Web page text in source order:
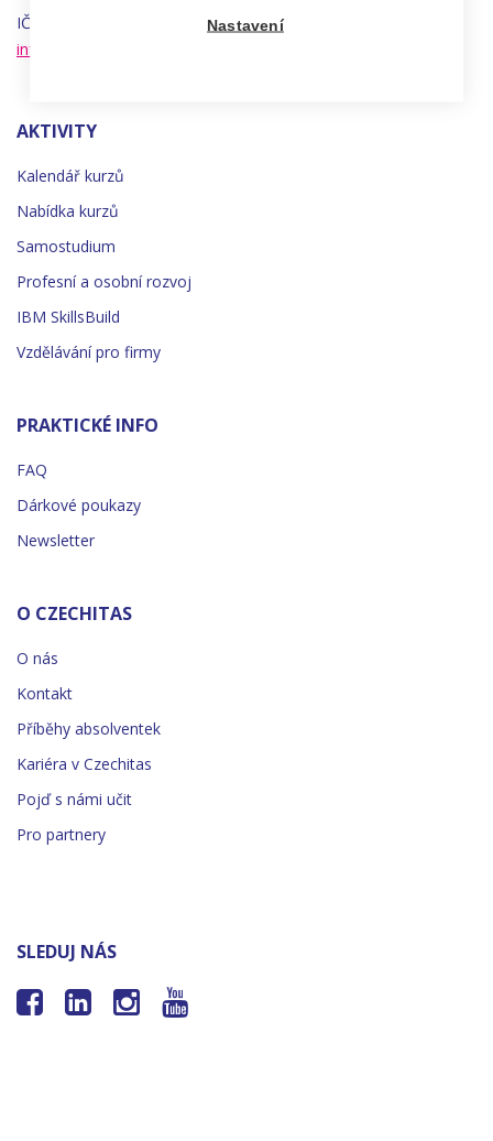
IČO 22834958 | DIČ CZ22834958
info@czechitas.cz
AKTIVITY
Kalendář kurzů
Nabídka kurzů
Samostudium
Profesní a osobní rozvoj
IBM SkillsBuild
Vzdělávání pro firmy
PRAKTICKÉ INFO
FAQ
Dárkové poukazy
Newsletter
O CZECHITAS
O nás
Kontakt
Příběhy absolventek
Kariéra v Czechitas
Pojď s námi učit
Pro partnery
SLEDUJ NÁS
   
Nastavení